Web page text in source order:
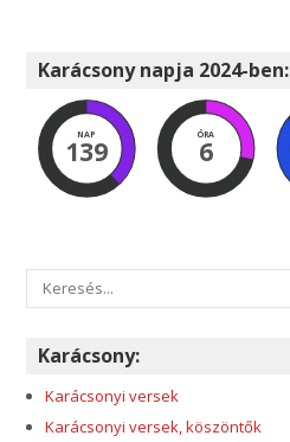
Karácsony napja 2024-ben:
NAP
139
ÓRA
6
Karácsony:
Karácsonyi versek
Karácsonyi versek, köszöntők